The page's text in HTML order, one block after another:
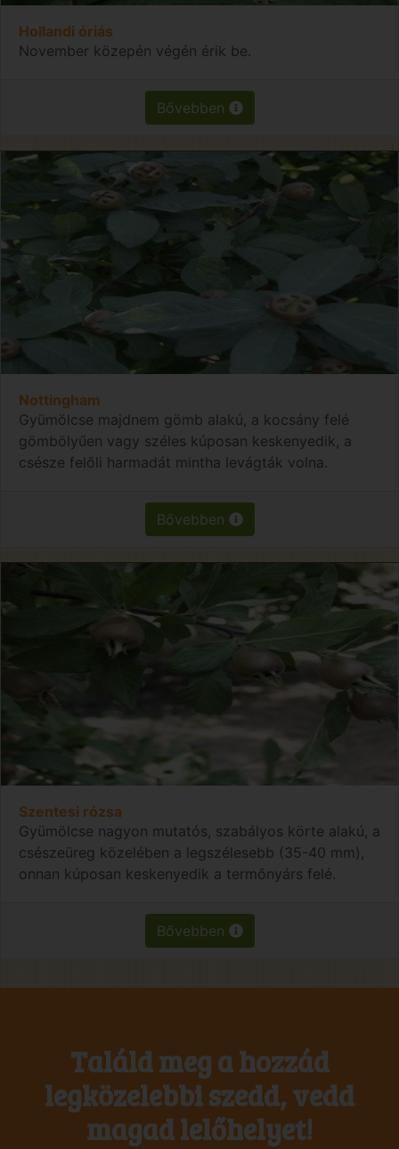
Hollandi óriás
November közepén végén érik be.
Bővebben
Nottingham
Gyümölcse majdnem gömb alakú, a kocsány felé
gömbölyűen vagy széles kúposan keskenyedik, a
csésze felőli harmadát mintha levágták volna.
Bővebben
Szentesi rózsa
Gyümölcse nagyon mutatós, szabályos körte alakú, a
csészeüreg közelében a legszélesebb (35-40 mm),
onnan kúposan keskenyedik a termőnyárs felé.
Bővebben
Találd meg a hozzád
legközelebbi szedd, vedd
magad lelőhelyet!